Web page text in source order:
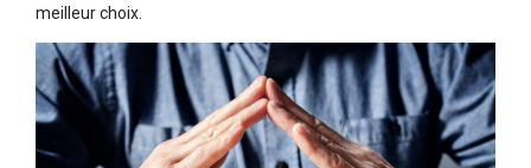
meilleur choix.